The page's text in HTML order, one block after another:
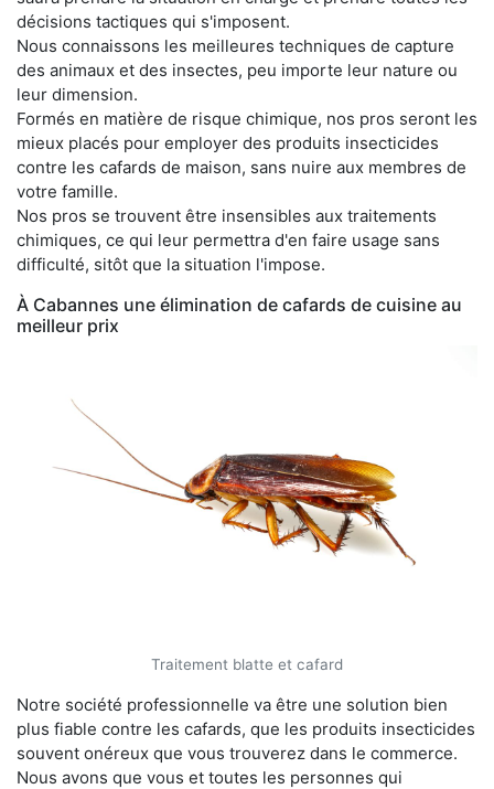
décisions tactiques qui s'imposent.
Nous connaissons les meilleures techniques de capture
des animaux et des insectes, peu importe leur nature ou
leur dimension.
Formés en matière de risque chimique, nos pros seront les
mieux placés pour employer des produits insecticides
contre les cafards de maison, sans nuire aux membres de
votre famille.
Nos pros se trouvent être insensibles aux traitements
chimiques, ce qui leur permettra d'en faire usage sans
difficulté, sitôt que la situation l'impose.
À Cabannes une élimination de cafards de cuisine au
meilleur prix
Traitement blatte et cafard
Notre société professionnelle va être une solution bien
plus fiable contre les cafards, que les produits insecticides
souvent onéreux que vous trouverez dans le commerce.
Nous avons que vous et toutes les personnes qui